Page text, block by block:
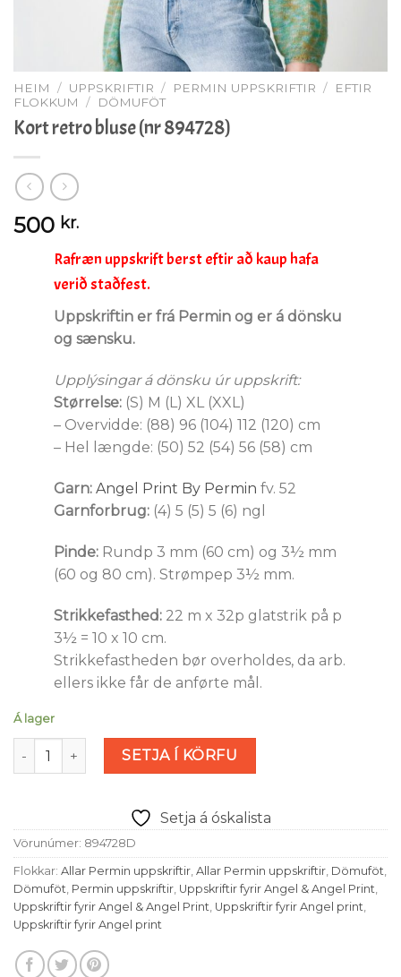
HEIM / UPPSKRIFTIR / PERMIN UPPSKRIFTIR /
EFTIR
FLOKKUM
/ DÖMUFÖT
Kort retro bluse (nr 894728)
500 kr.
Rafræn uppskrift berst eftir að kaup hafa
verið staðfest.
Uppskriftin er frá Permin og er á dönsku
og sænsku.
Upplýsingar á dönsku úr uppskrift:
Størrelse: (S) M (L) XL (XXL)
– Overvidde: (88) 96 (104) 112 (120) cm
– Hel længde: (50) 52 (54) 56 (58) cm
Garn: Angel Print By Permin fv. 52
Garnforbrug: (4) 5 (5) 5 (6) ngl
Pinde: Rundp 3 mm (60 cm) og 3½ mm
(60 og 80 cm). Strømpep 3½ mm.
Strikkefasthed: 22 m x 32p glatstrik på p
3½ = 10 x 10 cm.
Strikkefastheden bør overholdes, da arb.
ellers ikke får de anførte mål.
Á lager
Kort retro bluse (nr 894728) magn
SETJA Í KÖRFU
Setja á óskalista
Vörunúmer: 894728D
Flokkar: Allar Permin uppskriftir, Allar Permin uppskriftir, Dömuföt,
Dömuföt, Permin uppskriftir, Uppskriftir fyrir Angel & Angel Print,
Uppskriftir fyrir Angel & Angel Print, Uppskriftir fyrir Angel print,
Uppskriftir fyrir Angel print